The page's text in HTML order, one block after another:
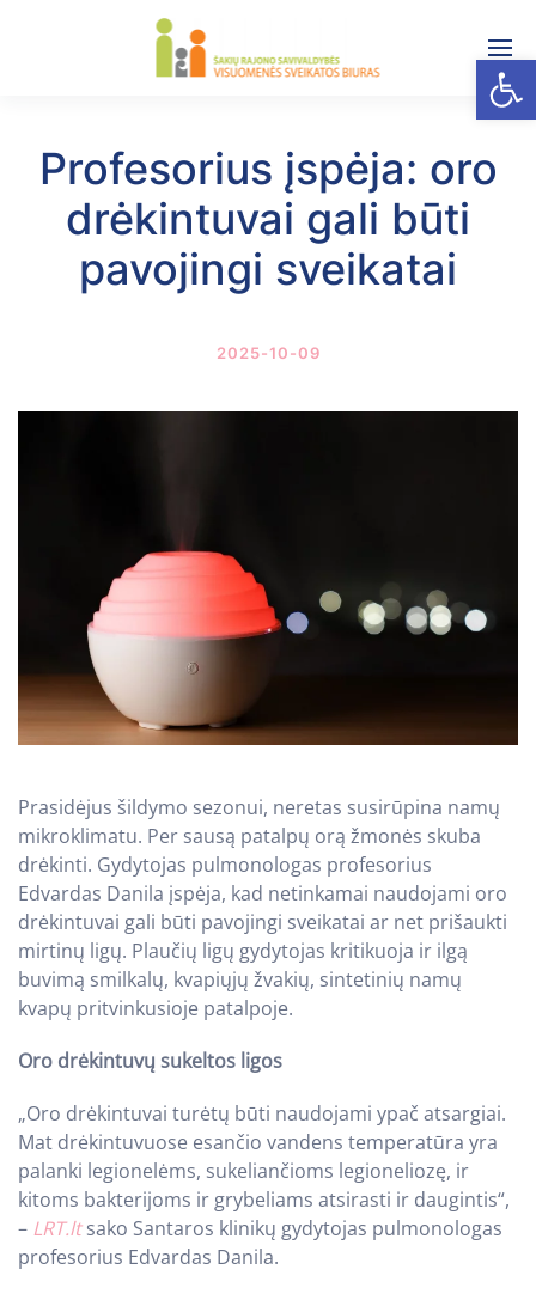
Profesorius įspėja: oro
drėkintuvai gali būti
pavojingi sveikatai
2025-10-09
Prasidėjus šildymo sezonui, neretas susirūpina namų
mikroklimatu. Per sausą patalpų orą žmonės skuba
drėkinti. Gydytojas pulmonologas profesorius
Edvardas Danila įspėja, kad netinkamai naudojami oro
drėkintuvai gali būti pavojingi sveikatai ar net prišaukti
mirtinų ligų. Plaučių ligų gydytojas kritikuoja ir ilgą
buvimą smilkalų, kvapiųjų žvakių, sintetinių namų
kvapų pritvinkusioje patalpoje.
Oro drėkintuvų sukeltos ligos
„Oro drėkintuvai turėtų būti naudojami ypač atsargiai.
Mat drėkintuvuose esančio vandens temperatūra yra
palanki legionelėms, sukeliančioms legioneliozę, ir
kitoms bakterijoms ir grybeliams atsirasti ir daugintis“,
– LRT.ltsako Santaros klinikų gydytojas pulmonologas
profesorius Edvardas Danila.